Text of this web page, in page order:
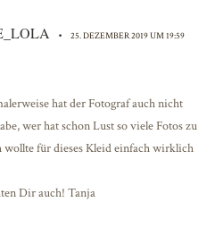
• 25. DEZEMBER 2019 UM 19:59
hat der Fotograf auch nicht
wer hat schon Lust so viele Fotos zu
wollte für dieses Kleid einfach wirklich
Dir auch! Tanja